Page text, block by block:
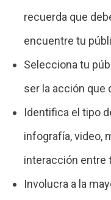
recuerda que
encuentre tu
Selecciona tu
ser la acción que
Identifica el tipo
infografía, video,
interacción entre
Involucra a la